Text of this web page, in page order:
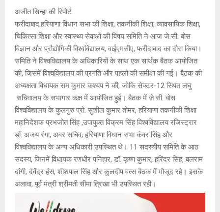
अजीत सिन्हा की रिपोर्ट
फरीदाबाद:हरियाणा विधान सभा की शिक्षा, तकनीकी शिक्षा, व्यावसायिक शिक्षा,
चिकित्सा शिक्षा और स्वास्थ्य सेवाओं की विषय समिति ने आज जे.सी. बोस
विज्ञान और प्रौद्योगिकी विश्वविद्यालय, वाईएमसीए, फरीदाबाद का दौरा किया।
समिति ने विश्वविद्यालय के अधिकारियों के साथ एक सार्थक बैठक आयोजित
की, जिसमें विश्वविद्यालय की प्रगति और पहलों की समीक्षा की गई। बैठक की
अध्यक्षता विधायक राम कुमार कश्यप ने की, जोकि सेक्टर-12 स्थित लघु
सचिवालय के सभागार कक्ष में आयोजित हुई। बैठक में जे.सी. बोस
विश्वविद्यालय के कुलगुरु प्रो. सुशील कुमार तोमर, हरियाणा तकनीकी शिक्षा
महानिदेशक प्रभजोत सिंह ,उपायुक्त विक्रम सिंह विश्वविद्यालय रजिस्ट्रार
डॉ. अजय रंगा, अवर सचिव, हरियाणा विधान सभा कंवर सिंह और
विश्वविद्यालय के अन्य अधिकारी उपस्थित थे। 11 सदस्यीय समिति के आठ
सदस्य, जिनमें विधायक रणधीर पनिहार, डॉ. कृष्ण कुमार, हरिंदर सिंह, बलराम
दांगी, देवेंद्र हंस, शीशपाल सिंह और कुलदीप वत्स बैठक में मौजूद रहे। इसके
अलावा, पूर्व मंत्री श्रीमती सीमा त्रिखा भी उपस्थित रही।